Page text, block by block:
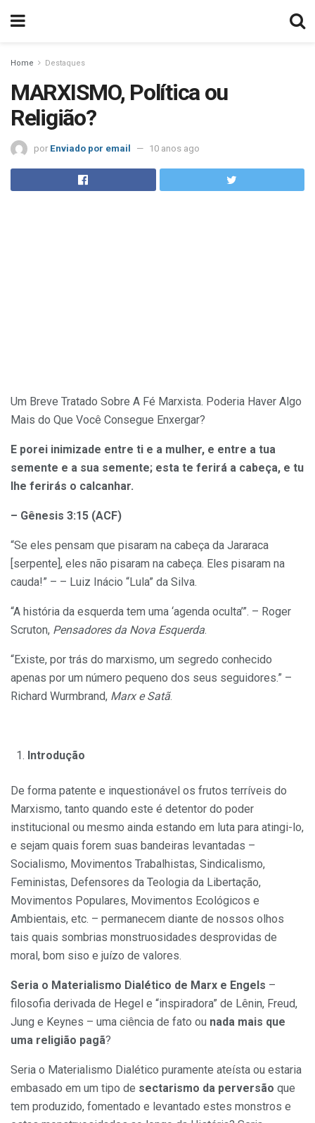
Home Destaques
MARXISMO, Política ou
Religião?
por Enviado por email 10 anos ago
Um Breve Tratado Sobre A Fé Marxista. Poderia Haver Algo
Mais do Que Você Consegue Enxergar?
E porei inimizade entre ti e a mulher, e entre a tua
semente e a sua semente; esta te ferirá a cabeça, e tu
lhe ferirás o calcanhar.
– Gênesis 3:15 (ACF)
“Se eles pensam que pisaram na cabeça da Jararaca
[serpente], eles não pisaram na cabeça. Eles pisaram na
cauda!” – – Luiz Inácio “Lula” da Silva.
“A história da esquerda tem uma ‘agenda oculta’”. – Roger
Scruton, Pensadores da Nova Esquerda.
“Existe, por trás do marxismo, um segredo conhecido
apenas por um número pequeno dos seus seguidores.” –
Richard Wurmbrand, Marx e Satã.
Introdução
De forma patente e inquestionável os frutos terríveis do
Marxismo, tanto quando este é detentor do poder
institucional ou mesmo ainda estando em luta para atingi-lo,
e sejam quais forem suas bandeiras levantadas –
Socialismo, Movimentos Trabalhistas, Sindicalismo,
Feministas, Defensores da Teologia da Libertação,
Movimentos Populares, Movimentos Ecológicos e
Ambientais, etc. – permanecem diante de nossos olhos
tais quais sombrias monstruosidades desprovidas de
moral, bom siso e juízo de valores.
Seria o Materialismo Dialético de Marx e Engels –
filosofia derivada de Hegel e “inspiradora” de Lênin, Freud,
Jung e Keynes – uma ciência de fato ou nada mais que
uma religião pagã?
Seria o Materialismo Dialético puramente ateísta ou estaria
embasado em um tipo de sectarismo da perversão que
tem produzido, fomentado e levantado estes monstros e